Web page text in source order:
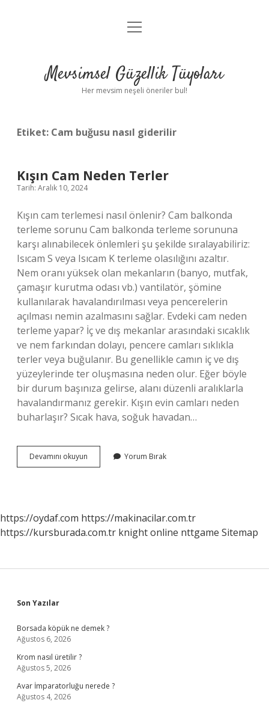
Anasayfa
Yasal Uyarı
menüyü
Mevsimsel Güzellik Tüyoları
Her mevsim neşeli öneriler bul!
Etiket: Cam buğusu nasıl giderilir
Kışın Cam Neden Terler
Tarih: Aralık 10, 2024
Kışın cam terlemesi nasıl önlenir? Cam balkonda
terleme sorunu Cam balkonda terleme sorununa
karşı alınabilecek önlemleri şu şekilde sıralayabiliriz:
Isıcam S veya Isıcam K terleme olasılığını azaltır.
Nem oranı yüksek olan mekanların (banyo, mutfak,
çamaşır kurutma odası vb.) vantilatör, şömine
kullanılarak havalandırılması veya pencerelerin
açılması nemin azalmasını sağlar. Evdeki cam neden
terleme yapar? İç ve dış mekanlar arasındaki sıcaklık
ve nem farkından dolayı, pencere camları sıklıkla
terler veya buğulanır. Bu genellikle camın iç ve dış
yüzeylerinde ter oluşmasına neden olur. Eğer böyle
bir durum başınıza gelirse, alanı düzenli aralıklarla
havalandırmanız gerekir. Kışın evin camları neden
buharlaşır? Sıcak hava, soğuk havadan…
Devamını okuyun
Cam
Yorum Bırak
https://oydaf.com https://makinacilar.com.tr
https://kursburada.com.tr knight online nttgame Sitemap
Sidebar
Son Yazılar
Borsada köpük ne demek ?
Ağustos 6, 2026
Krom nasıl üretilir ?
Ağustos 5, 2026
Avar İmparatorluğu nerede ?
Ağustos 4, 2026